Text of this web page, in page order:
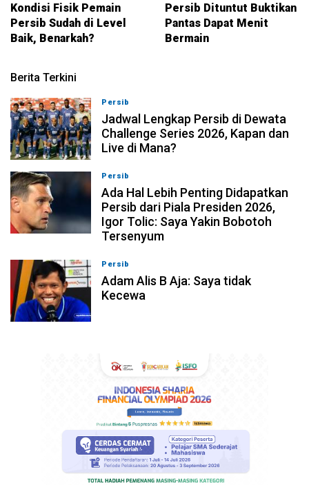
Kondisi Fisik Pemain
Persib Sudah di Level
Baik, Benarkah?
Persib Dituntut Buktikan
Pantas Dapat Menit
Bermain
Berita Terkini
Persib
Jadwal Lengkap Persib di Dewata
Challenge Series 2026, Kapan dan
Live di Mana?
Persib
Ada Hal Lebih Penting Didapatkan
Persib dari Piala Presiden 2026,
Igor Tolic: Saya Yakin Bobotoh
Tersenyum
Persib
Adam Alis B Aja: Saya tidak
Kecewa